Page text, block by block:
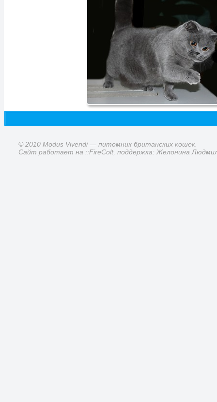
© 2010 Modus Vivendi — питомник британских кошек.
Сайт работает на ::FireColt, поддержка: Желонина